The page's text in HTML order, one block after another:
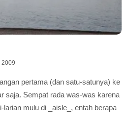
2009
pertama (dan satu-satunya) ke
saja. Sempat rada was-was karena
larian mulu di _aisle_, entah berapa